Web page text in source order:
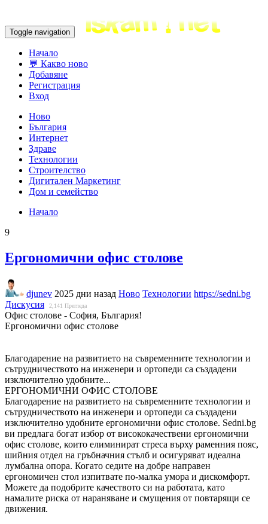
Toggle navigation
Начало
💬 Какво ново
Добавяне
Регистрация
Вход
Ново
България
Интернет
Здраве
Технологии
Строителство
Дигитален Маркетинг
Дом и семейство
Начало
9
Ергономични офис столове
djunev 2025 дни назад Ново Технологии https://sedni.bg
Дискусия
2,141 Прегледа
Офис столове - София, България!
Ергономични офис столове
Благодарение на развитието на съвременните технологии и
сътрудничеството на инженери и ортопеди са създадени
изключително удобните...
ЕРГОНОМИЧНИ ОФИС СТОЛОВЕ
Благодарение на развитието на съвременните технологии и
сътрудничеството на инженери и ортопеди са създадени
изключително удобните ергономични офис столове. Sedni.bg
ви предлага богат избор от висококачествени ергономични
офис столове, които елиминират стреса върху раменния пояс,
шийния отдел на гръбначния стълб и осигуряват идеална
лумбална опора. Когато седите на добре направен
ергономичен стол изпитвате по-малка умора и дискомфорт.
Можете да подобрите качеството си на работата, като
намалите риска от нараняване и смущения от повтарящи се
движения.